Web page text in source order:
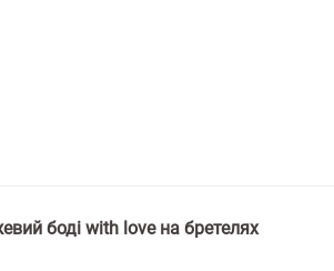
боді with love на бретелях